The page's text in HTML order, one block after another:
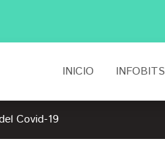
INICIO INFOBITS
Covid-19